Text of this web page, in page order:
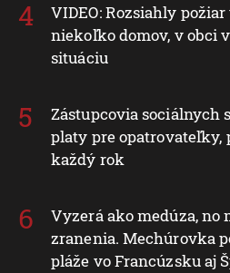
VIDEO: Rozsiahly
niekoľko domov, v obci
situáciu
Zástupcovia sociálnych
platy pre opatrovateľky,
každý rok
Vyzerá ako medúza, no
zranenia. Mechúrovka
pláže vo Francúzsku aj